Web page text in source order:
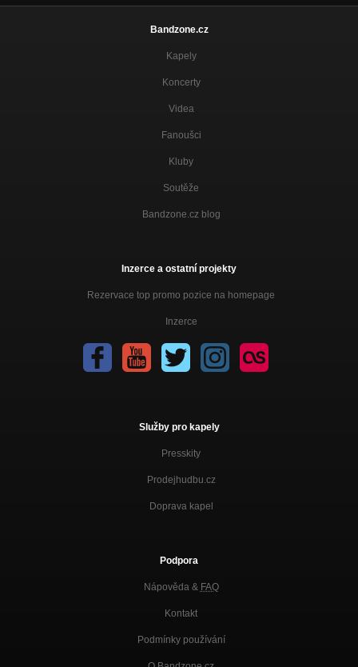
Bandzone.cz
Kapely
Koncerty
Videa
Fanoušci
Kluby
Soutěže
Bandzone.cz blog
Inzerce a ostatní projekty
Rezervace top promo pozice na homepage
Inzerce
Služby pro kapely
Presskity
Prodejhudbu.cz
Doprava kapel
Podpora
Nápověda & FAQ
Kontakt
Podmínky používání